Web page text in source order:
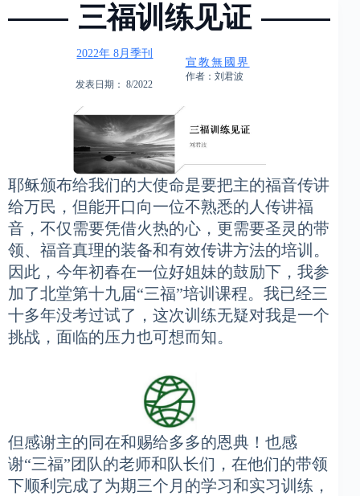
三福训练见证
2022年 8月季刊
发表日期： 8/2022
宣教無國界
作者：刘君波
耶稣颁布给我们的大使命是要把主的福音传讲
给万民，但能开口向一位不熟悉的人传讲福
音，不仅需要凭借火热的心，更需要圣灵的带
领、福音真理的装备和有效传讲方法的培训。
因此，今年初春在一位好姐妹的鼓励下，我参
加了北堂第十九届“三福”培训课程。我已经三
十多年没考过试了，这次训练无疑对我是一个
挑战，面临的压力也可想而知。
但感谢主的同在和赐给多多的恩典！也感
谢“三福”团队的老师和队长们，在他们的带领
下顺利完成了为期三个月的学习和实习训练，